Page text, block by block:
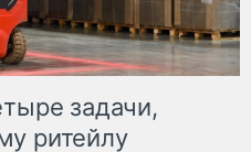
задачи,
ритейлу